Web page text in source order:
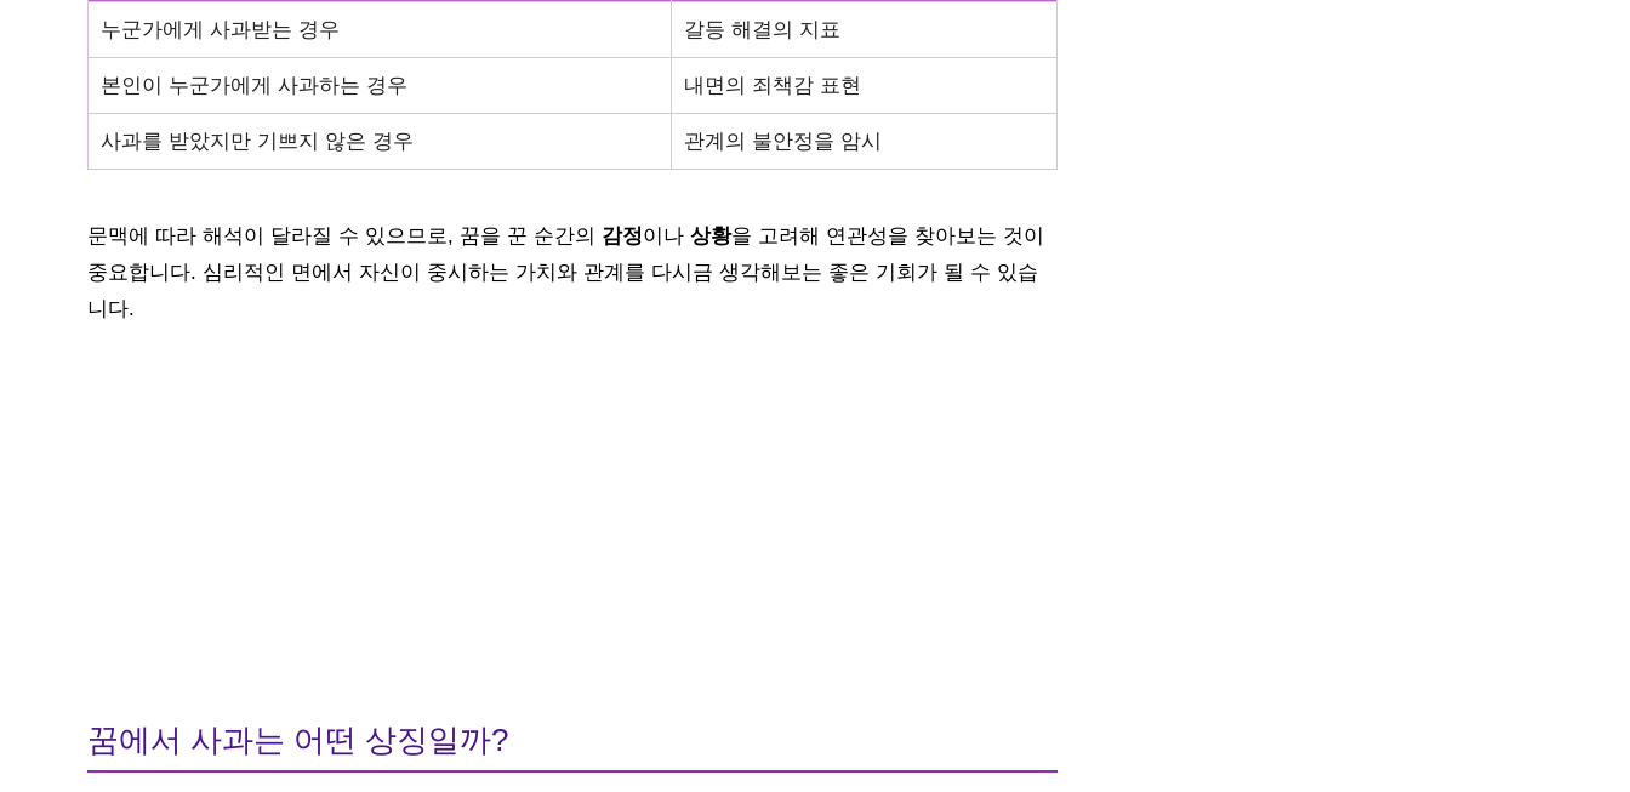
누군가에게 사과받는 경우 갈등 해결의 지표
본인이 누군가에게 사과하는 경우 내면의 죄책감 표현
사과를 받았지만 기쁘지 않은 경우 관계의 불안정을 암시
문맥에 따라 해석이 달라질 수 있으므로, 꿈을 꾼 순간의 감정이나 상황을 고려해 연관성을 찾아보는 것이
중요합니다. 심리적인 면에서 자신이 중시하는 가치와 관계를 다시금 생각해보는 좋은 기회가 될 수 있습
니다.
꿈에서 사과는 어떤 상징일까?